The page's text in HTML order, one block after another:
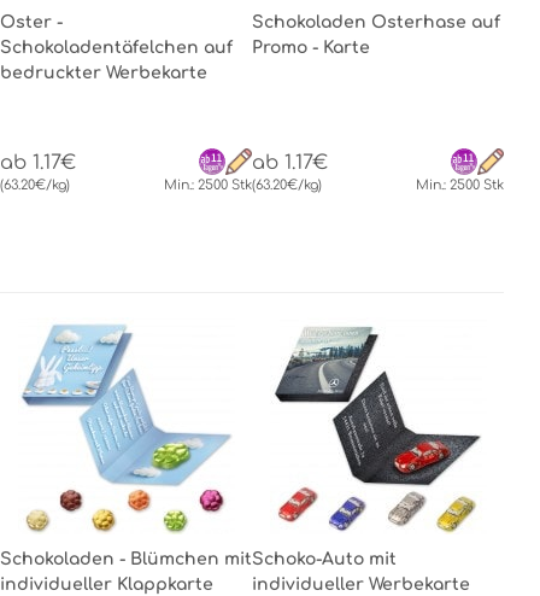
Oster -
Schokoladentäfelchen auf
bedruckter Werbekarte
ab 1.17€
(63.20€/kg) Min.: 2500 Stk
Schokoladen Osterhase auf
Promo - Karte
ab 1.17€
(63.20€/kg) Min.: 2500 Stk
Schokoladen - Blümchen mit
individueller Klappkarte
Schoko-Auto mit
individueller Werbekarte